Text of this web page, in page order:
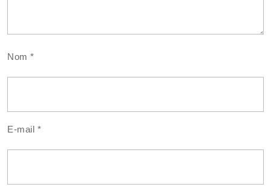
Nom*
E-mail *